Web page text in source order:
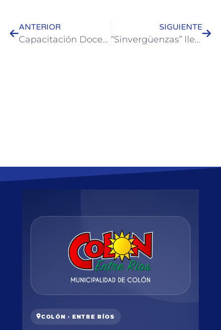
ANTERIOR
Capacitación Docente: “Juegos rápidos para jugar despacio”
SIGUIENTE
“Sinvergüenzas” llega a Colón con un espectáculo imperdible
COLÓN · ENTRE RÍOS